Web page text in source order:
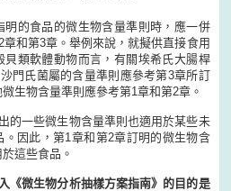
明的食品的微生物含量準則時，應一併
章和第3章。舉例來說，就擬供直接食用
貝類軟體動物而言，有關埃希氏大腸桿
門氏菌屬的含量準則應參考第3章所訂
生物含量準則應參考第1章和第2章。
的一些微生物含量準則也適用於某些未
。因此，第1章和第2章訂明的微生物含
這些食品。
《微生物分析抽樣方案指南》的目的是